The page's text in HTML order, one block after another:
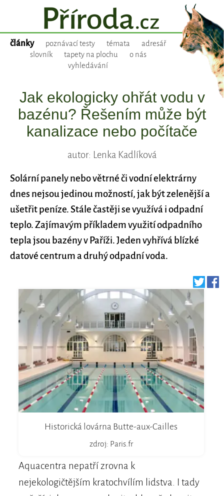
články poznávací testy témata
adresář
slovník
tapety na plochu
o nás
vyhledávání
Jak ekologicky ohřát vodu v
bazénu? Řešením může být
kanalizace nebo počítače
autor: Lenka Kadlíková
Solární panely nebo větrné či vodní elektrárny
dnes nejsou jedinou možností, jak být zelenější a
ušetřit peníze. Stále častěji se využívá i odpadní
teplo. Zajímavým příkladem využití odpadního
tepla jsou bazény v Paříži. Jeden vyhřívá blízké
datové centrum a druhý odpadní voda.
Historická lovárna Butte-aux-Cailles
zdroj: Paris.fr
Aquacentra nepatří zrovna k
nejekologičtějším kratochvílím lidstva. I tady